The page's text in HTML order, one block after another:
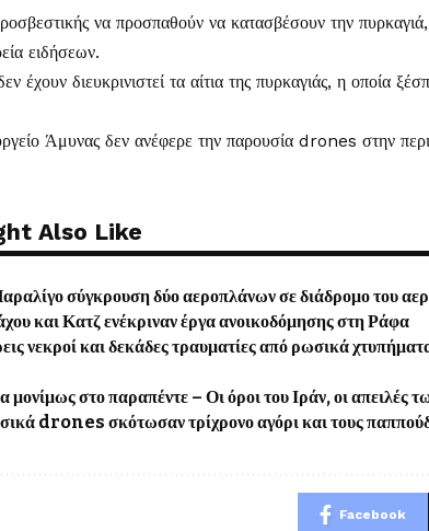
να προσπαθούν να κατασβέσουν την
ειδήσεων.
έχουν διευκρινιστεί τα αίτια της πυρκαγιάς, η οποία
Άμυνας δεν ανέφερε την παρουσία drones στην
Also Like
σύγκρουση δύο αεροπλάνων σε διάδρομο του
και Κατζ ενέκριναν έργα ανοικοδόμησης στη Ράφα
νεκροί και δεκάδες τραυματίες από ρωσικά
στο παραπέντε – Οι όροι του Ιράν, οι απειλές
drones σκότωσαν τρίχρονο αγόρι και τους
Facebook